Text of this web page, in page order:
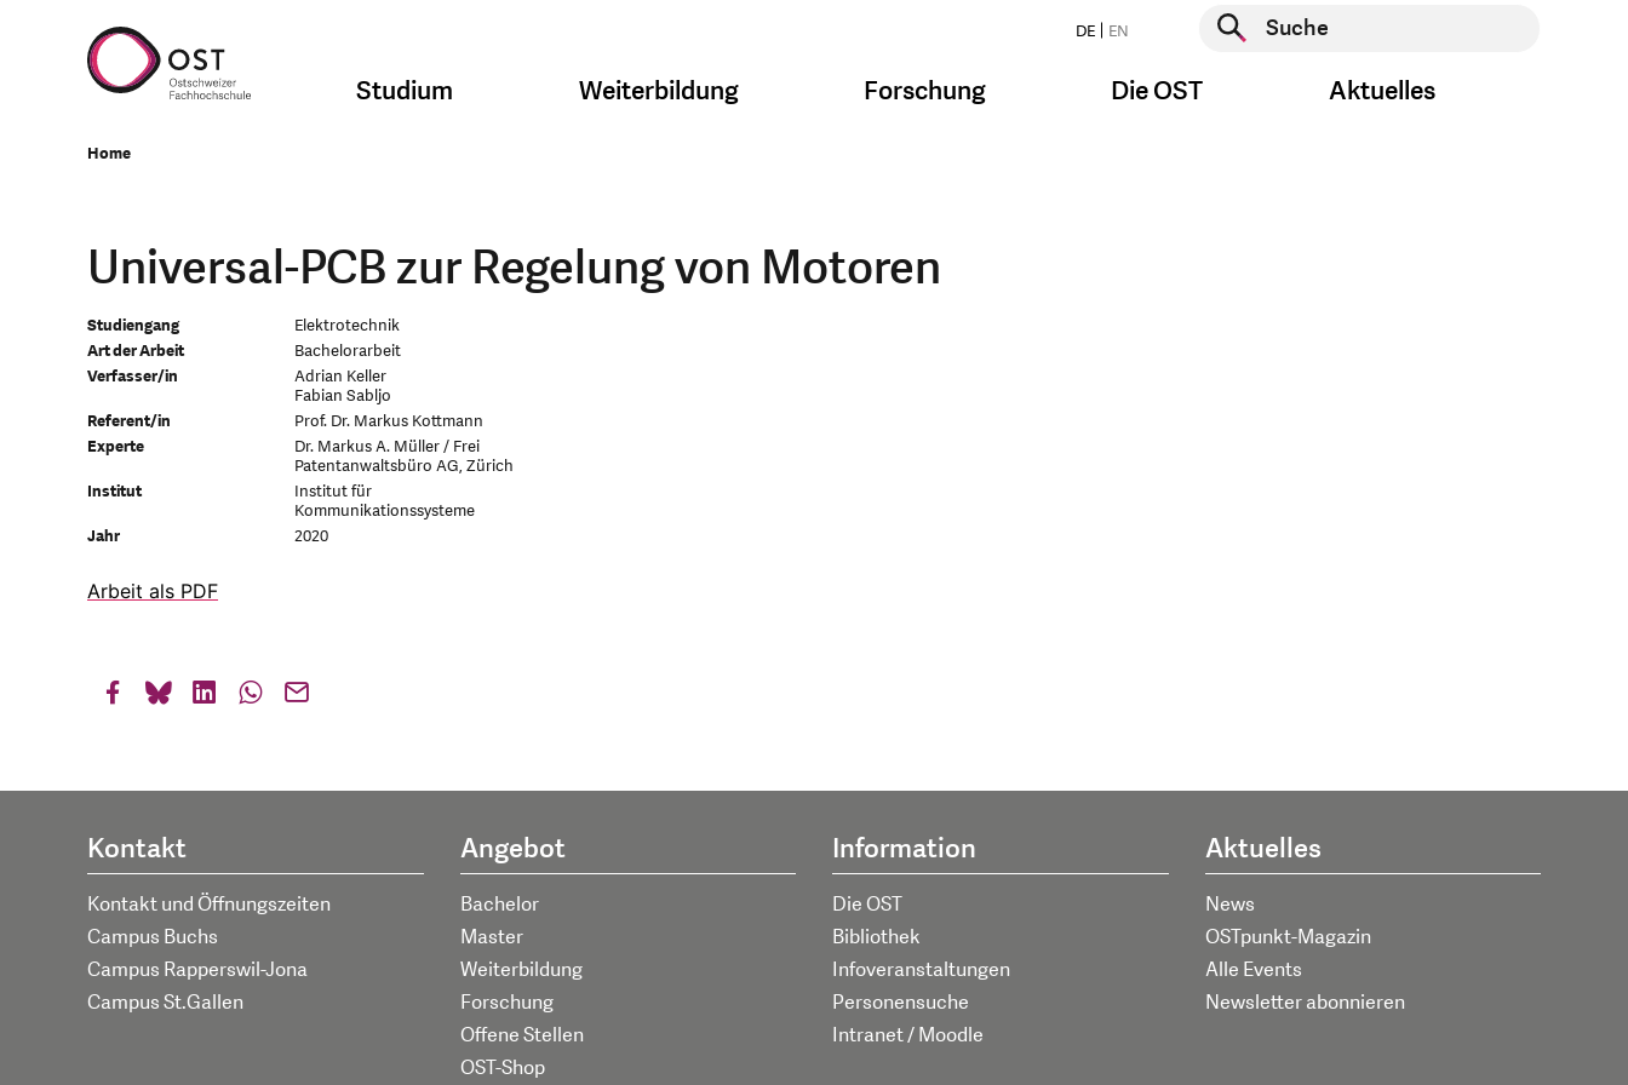
DE EN
Suche starten
Studium Weiterbildung Forschung Die OST Aktuelles
Home
Universal-PCB zur Regelung von Motoren
Studiengang
Elektrotechnik
Art der Arbeit
Bachelorarbeit
Verfasser/in
Adrian Keller
Fabian Sabljo
Referent/in
Prof. Dr. Markus Kottmann
Experte
Dr. Markus A. Müller / Frei
Patentanwaltsbüro AG, Zürich
Institut
Institut für
Kommunikationssysteme
Jahr
2020
Arbeit als PDF
Kontakt
Kontakt und Öffnungszeiten
Campus Buchs
Campus Rapperswil-Jona
Campus St.Gallen
Angebot
Bachelor
Master
Weiterbildung
Forschung
Offene Stellen
OST-Shop
Information
Die OST
Bibliothek
Infoveranstaltungen
Personensuche
Intranet / Moodle
Aktuelles
News
OSTpunkt-Magazin
Alle Events
Newsletter abonnieren